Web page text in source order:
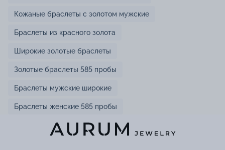
Кожаные браслеты с золотом мужские
Браслеты из красного золота
Широкие золотые браслеты
Золотые браслеты 585 пробы
Браслеты мужские широкие
Браслеты женские 585 пробы